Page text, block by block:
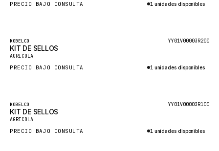
COMMERCIAL HYDRAULICS
JLC
INTERNATIONAL HARVESTER
HYVA
KONECRANES
TAYLOR
CHANGLIN
PRECIO BAJO CONSULTA 1 unidades disponibles
Destacado
KOBELCO YY01V00003R200
KIT DE SELLOS
AGRICOLA
PRECIO BAJO CONSULTA 1 unidades disponibles
Destacado
KOBELCO YY01V00003R100
KIT DE SELLOS
AGRICOLA
PRECIO BAJO CONSULTA 1 unidades disponibles